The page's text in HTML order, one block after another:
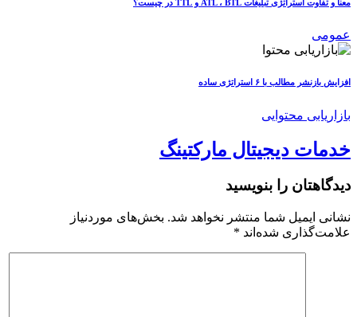
معنا و تفاوت استراتژی تبلیغات ATL ، BTL و TTL در چیست؟
عمومی
افزایش بازنشر مطالب با ۶ استراتژی ساده
بازاریابی محتوایی
خدمات دیجیتال مارکتینگ
دیدگاهتان را بنویسید
نشانی ایمیل شما منتشر نخواهد شد. بخش‌های موردنیاز
علامت‌گذاری شده‌اند *